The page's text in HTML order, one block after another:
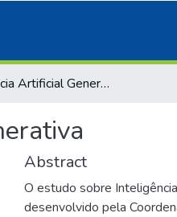
Inteligência Artificial Generativa
Abstract
O estudo sobre
desenvolvido pela